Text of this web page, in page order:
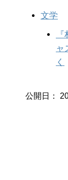
文学
ャ
く
公開日：